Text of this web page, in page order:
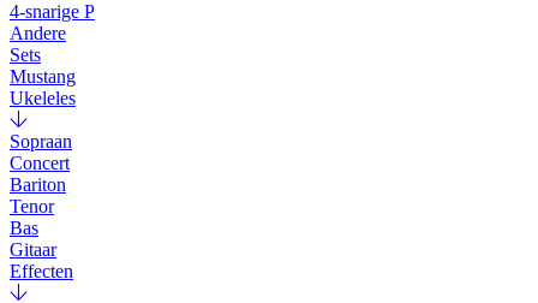
4-snarige P
Andere
Sets
Mustang
Ukeleles
Sopraan
Concert
Bariton
Tenor
Bas
Gitaar
Effecten